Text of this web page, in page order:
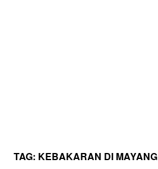
TAG: KEBAKARAN DI MAYANG